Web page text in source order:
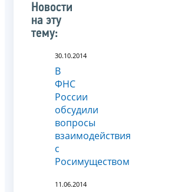
Новости
на эту
тему:
30.10.2014
В
ФНС
России
обсудили
вопросы
взаимодействия
с
Росимуществом
11.06.2014